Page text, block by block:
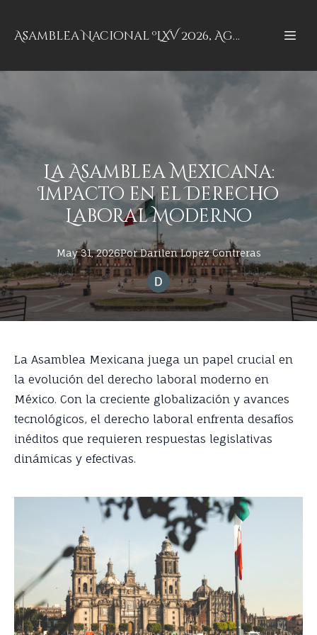
Asamblea Nacional ºLXV 2026, Aguascalientes, Aguascalientes
La Asamblea Mexicana:
Impacto en el Derecho
Laboral Moderno
May 31, 2026Por Darilen Lopez Contreras
La Asamblea Mexicana juega un papel crucial en
la evolución del derecho laboral moderno en
México. Con la creciente globalización y avances
tecnológicos, el derecho laboral enfrenta desafíos
inéditos que requieren respuestas legislativas
dinámicas y efectivas.